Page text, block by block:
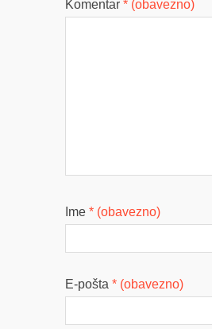
Komentar * (obavezno)
Ime * (obavezno)
E-pošta * (obavezno)